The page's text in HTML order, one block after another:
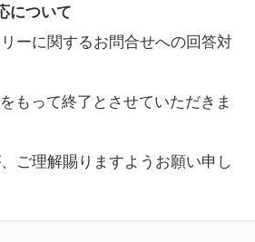
について
ーに関するお問合せへの回答対
もって終了とさせていただきま
ご理解賜りますようお願い申し